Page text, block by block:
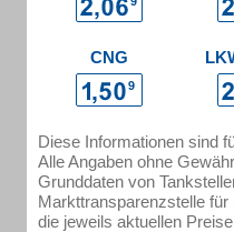
CNG
Diese Informationen sind
Alle Angaben ohne
Grunddaten von
Markttransparenzstelle
die jeweils aktuellen